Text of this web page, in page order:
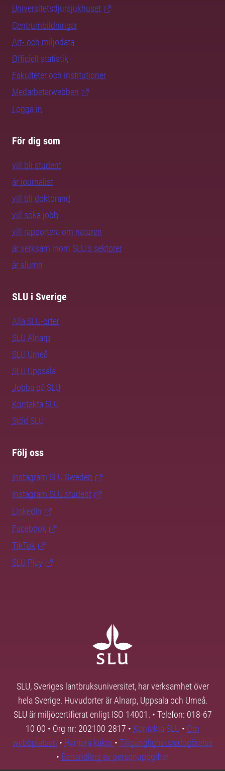
Universitetsdjursjukhuset
Centrumbildningar
Art- och miljödata
Officiell statistik
Fakulteter och institutioner
Medarbetarwebben
Logga in
För dig som
vill bli student
är journalist
vill bli doktorand
vill söka jobb
vill rapportera om naturen
är verksam inom SLU:s sektorer
är alumn
SLU i Sverige
Alla SLU-orter
SLU Alnarp
SLU Umeå
SLU Uppsala
Jobba på SLU
Kontakta SLU
Stöd SLU
Följ oss
Instagram SLU.Sweden
Instagram SLU.student
LinkedIn
Facebook
TikTok
SLU Play
SLU, Sveriges lantbruksuniversitet, har verksamhet över
hela Sverige. Huvudorter är Alnarp, Uppsala och Umeå.
SLU är miljöcertifierat enligt ISO 14001. • Telefon: 018-67
10 00 • Org nr: 202100-2817 • Kontakta SLU • Om
webbplatsen • Hantera kakor • Tillgänglighetsredogörelse
• Behandling av personuppgifter